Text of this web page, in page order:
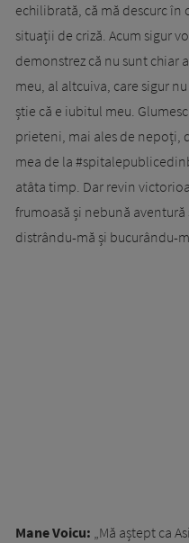
echilibrată, că mă descurc în
situații de criză. Acum sigur
demonstrez că nu sunt chiar
meu, al altcuiva, care sigur
știe că e iubitul meu.
prieteni, mai ales de nepoți,
mea de la
atâta timp. Dar revin
frumoasă și nebună
distrându-mă și bucurându-
Mane Voicu: „Mă aștept ca